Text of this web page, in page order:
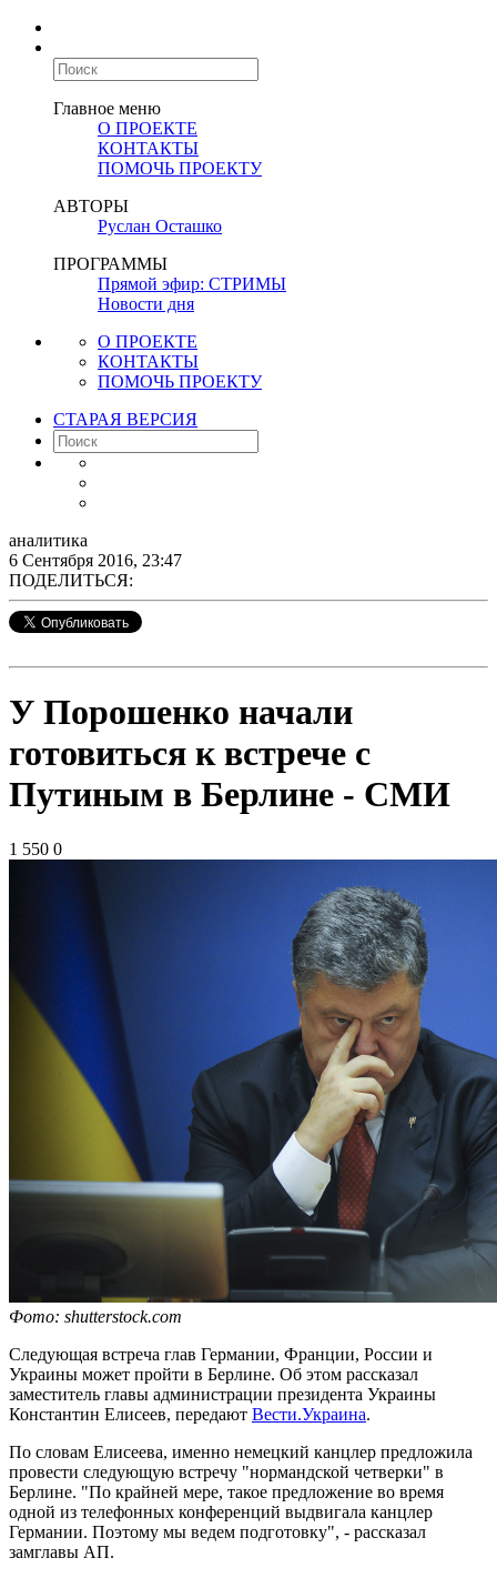
Главное меню
О ПРОЕКТЕ
КОНТАКТЫ
ПОМОЧЬ ПРОЕКТУ
АВТОРЫ
Руслан Осташко
ПРОГРАММЫ
Прямой эфир: СТРИМЫ
Новости дня
О ПРОЕКТЕ
КОНТАКТЫ
ПОМОЧЬ ПРОЕКТУ
СТАРАЯ ВЕРСИЯ
аналитика
6 Сентября 2016, 23:47
ПОДЕЛИТЬСЯ:
У Порошенко начали
готовиться к встрече с
Путиным в Берлине - СМИ
1 550 0
Фото: shutterstock.com
Следующая встреча глав Германии, Франции, России и
Украины может пройти в Берлине. Об этом рассказал
заместитель главы администрации президента Украины
Константин Елисеев, передают Вести.Украина.
По словам Елисеева, именно немецкий канцлер предложила
провести следующую встречу "нормандской четверки" в
Берлине. "По крайней мере, такое предложение во время
одной из телефонных конференций выдвигала канцлер
Германии. Поэтому мы ведем подготовку", - рассказал
замглавы АП.